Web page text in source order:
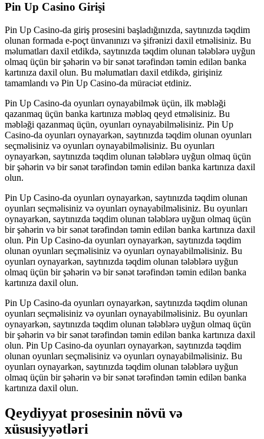
Pin Up Casino Girişi
Pin Up Casino-da giriş prosesini başladığınızda, saytınızda təqdim
olunan formada e-poçt ünvanınızı və şifrənizi daxil etməlisiniz. Bu
məlumatları daxil etdikdə, saytınızda təqdim olunan tələblərə uyğun
olmaq üçün bir şəhərin və bir sənət tərəfindən təmin edilən banka
kartınıza daxil olun. Bu məlumatları daxil etdikdə, girişiniz
tamamlandı və Pin Up Casino-da müraciət etdiniz.
Pin Up Casino-da oyunları oynayabilmək üçün, ilk məbləği
qazanmaq üçün banka kartınıza məbləq qeyd etməlisiniz. Bu
məbləği qazanmaq üçün, oyunları oynayabilməlisiniz. Pin Up
Casino-da oyunları oynayarkən, saytınızda təqdim olunan oyunları
seçməlisiniz və oyunları oynayabilməlisiniz. Bu oyunları
oynayarkən, saytınızda təqdim olunan tələblərə uyğun olmaq üçün
bir şəhərin və bir sənət tərəfindən təmin edilən banka kartınıza daxil
olun.
Pin Up Casino-da oyunları oynayarkən, saytınızda təqdim olunan
oyunları seçməlisiniz və oyunları oynayabilməlisiniz. Bu oyunları
oynayarkən, saytınızda təqdim olunan tələblərə uyğun olmaq üçün
bir şəhərin və bir sənət tərəfindən təmin edilən banka kartınıza daxil
olun. Pin Up Casino-da oyunları oynayarkən, saytınızda təqdim
olunan oyunları seçməlisiniz və oyunları oynayabilməlisiniz. Bu
oyunları oynayarkən, saytınızda təqdim olunan tələblərə uyğun
olmaq üçün bir şəhərin və bir sənət tərəfindən təmin edilən banka
kartınıza daxil olun.
Pin Up Casino-da oyunları oynayarkən, saytınızda təqdim olunan
oyunları seçməlisiniz və oyunları oynayabilməlisiniz. Bu oyunları
oynayarkən, saytınızda təqdim olunan tələblərə uyğun olmaq üçün
bir şəhərin və bir sənət tərəfindən təmin edilən banka kartınıza daxil
olun. Pin Up Casino-da oyunları oynayarkən, saytınızda təqdim
olunan oyunları seçməlisiniz və oyunları oynayabilməlisiniz. Bu
oyunları oynayarkən, saytınızda təqdim olunan tələblərə uyğun
olmaq üçün bir şəhərin və bir sənət tərəfindən təmin edilən banka
kartınıza daxil olun.
Qeydiyyat prosesinin növü və
xüsusiyyətləri